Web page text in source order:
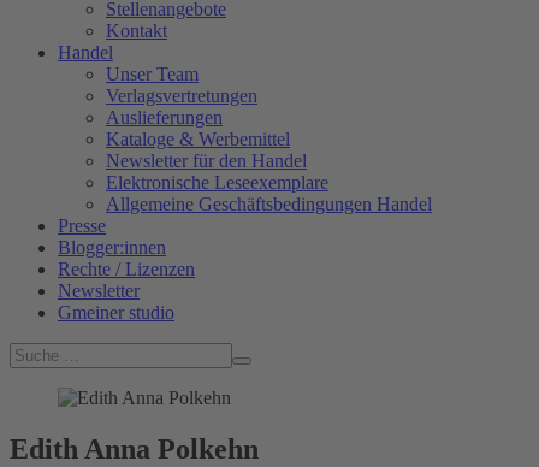
Stellenangebote
Kontakt
Handel
Unser Team
Verlagsvertretungen
Auslieferungen
Kataloge & Werbemittel
Newsletter für den Handel
Elektronische Leseexemplare
Allgemeine Geschäftsbedingungen Handel
Presse
Blogger:innen
Rechte / Lizenzen
Newsletter
Gmeiner studio
Edith Anna Polkehn